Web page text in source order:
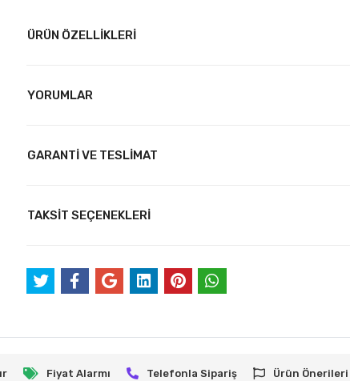
ÜRÜN ÖZELLİKLERİ
YORUMLAR
GARANTİ VE TESLİMAT
TAKSİT SEÇENEKLERİ
Fiyat Alarmı Telefonla Sipariş Ürün Önerileri